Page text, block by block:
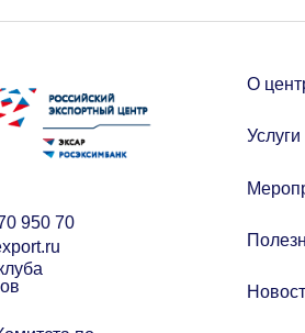
950 70
О
Услуги